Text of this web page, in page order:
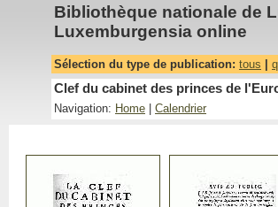
Bibliothèque nationale de
Luxemburgensia online
Sélection du type de publication: tous
Clef du cabinet des princes de
Navigation: Home Calendrier